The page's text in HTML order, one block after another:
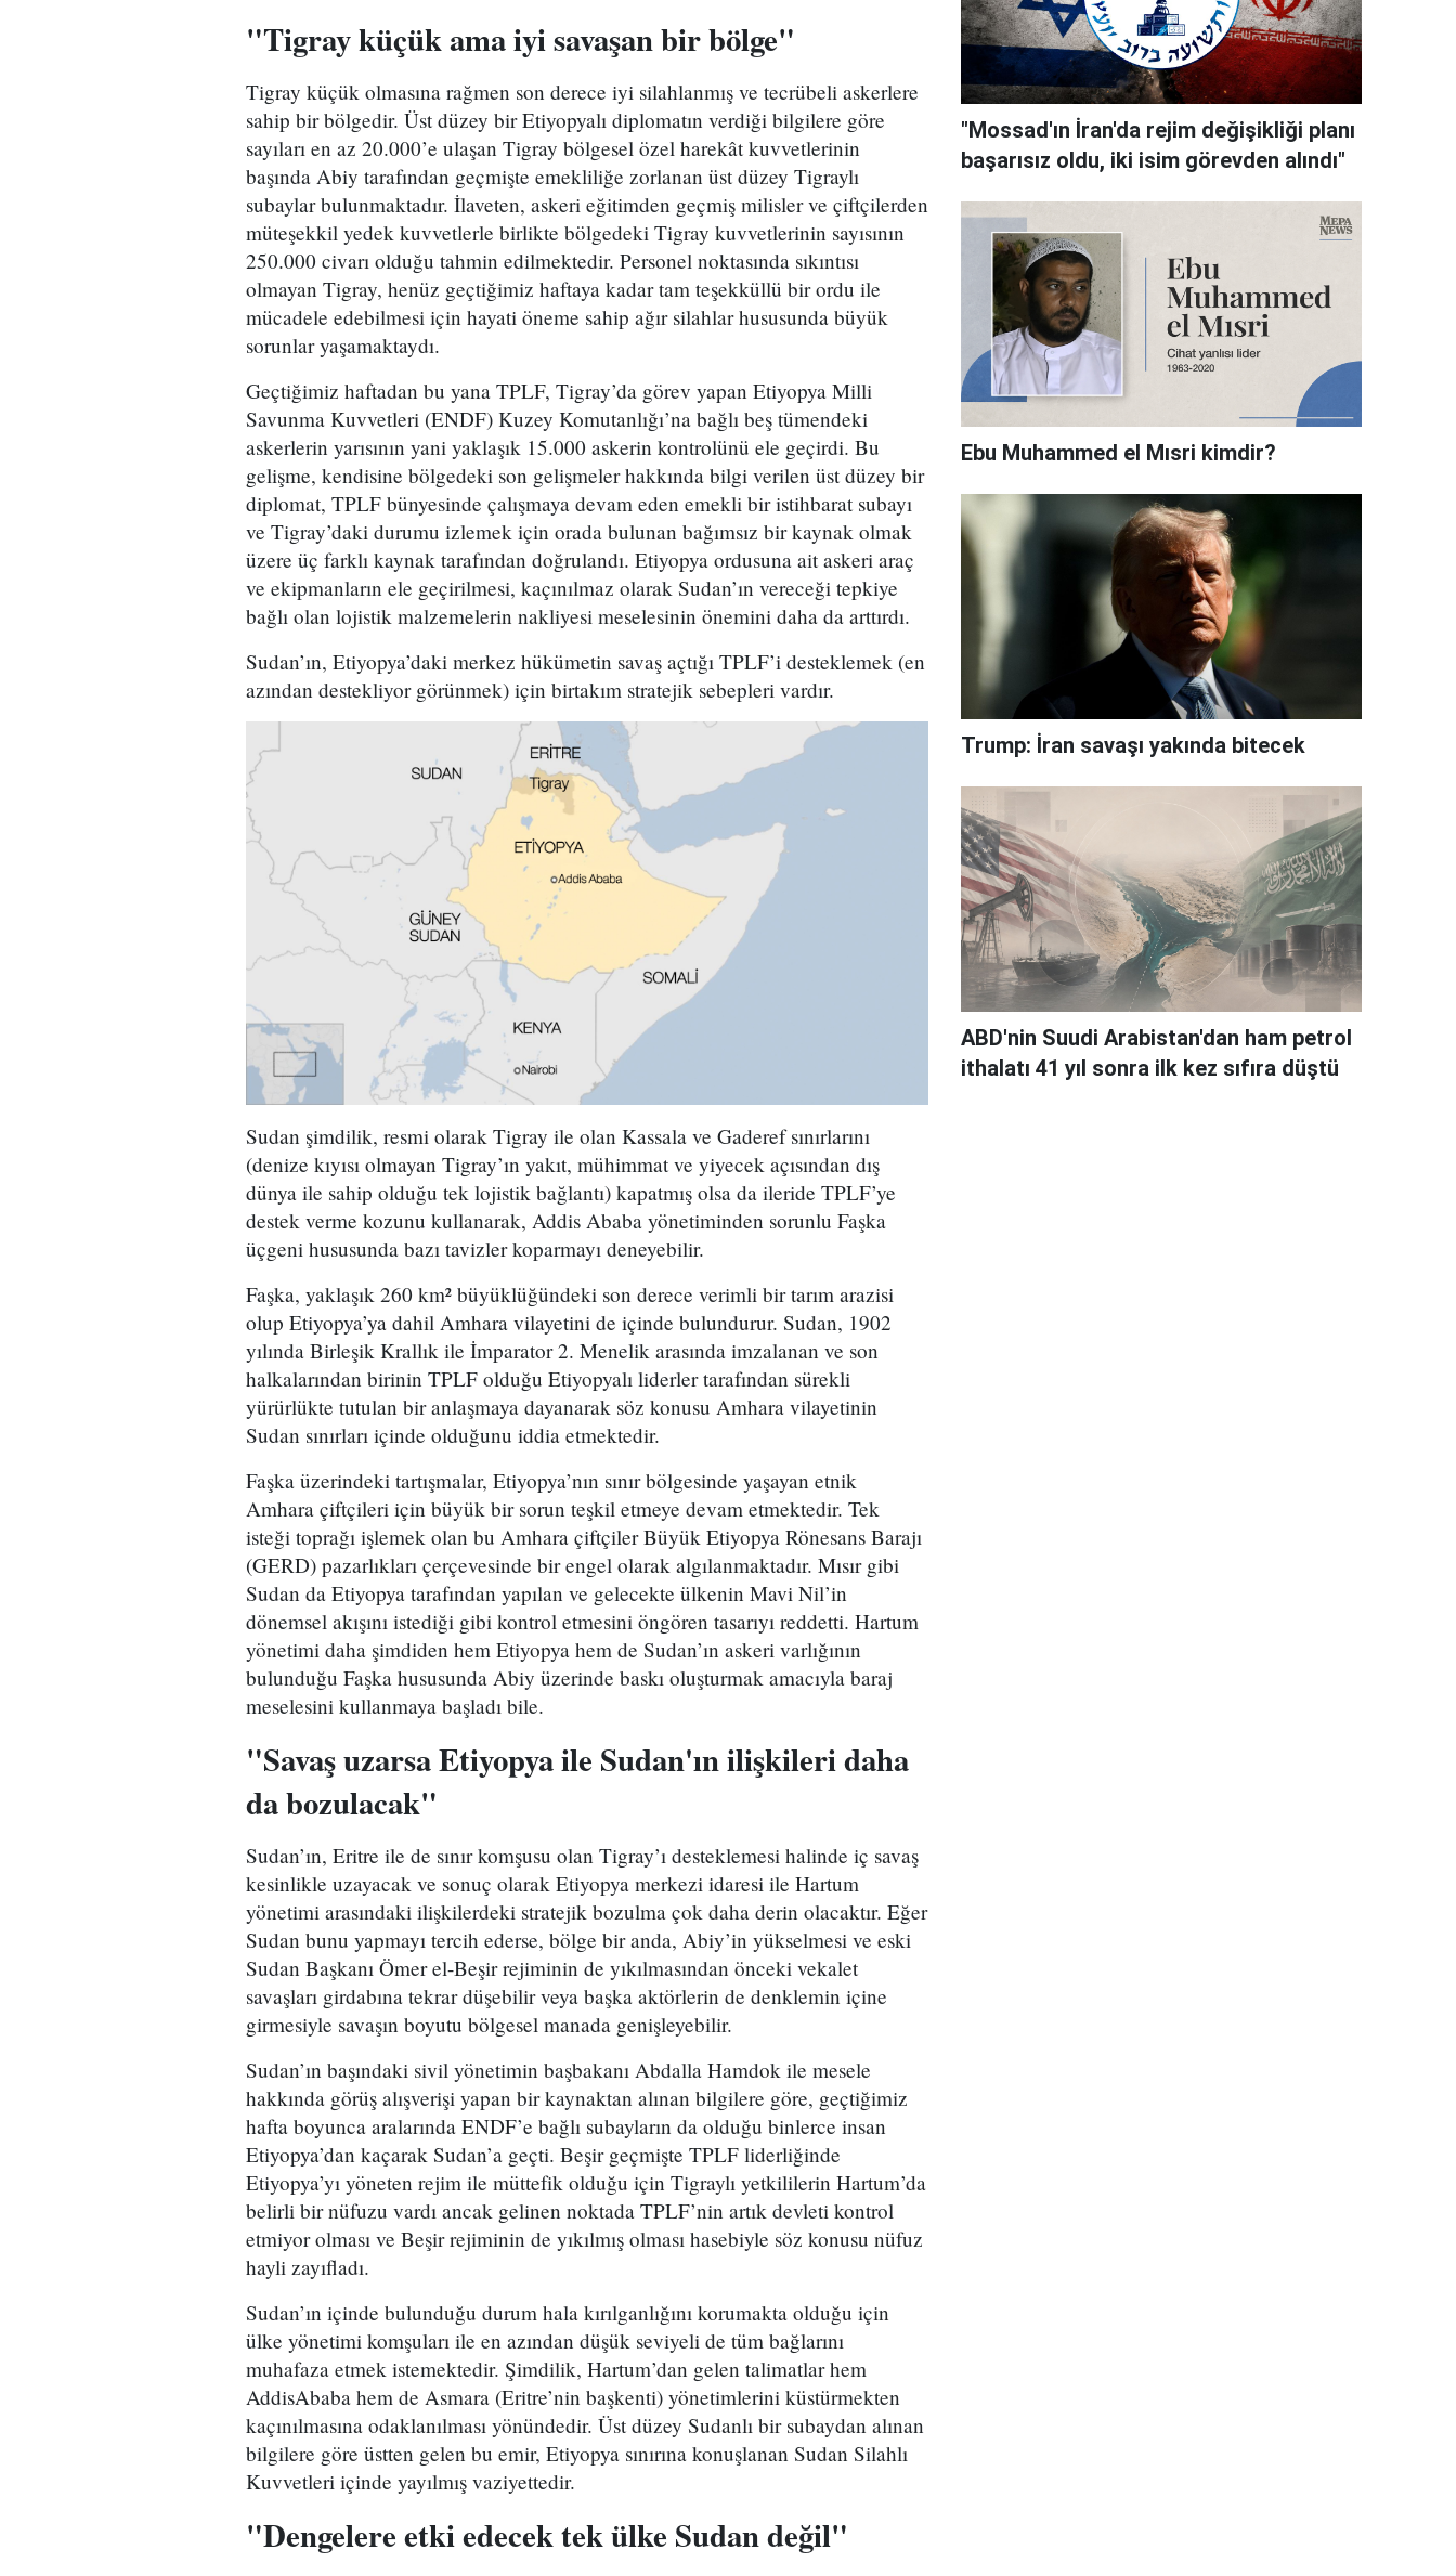
"Tigray küçük ama iyi savaşan bir bölge"
Tigray küçük olmasına rağmen son derece iyi silahlanmış ve tecrübeli askerlere
sahip bir bölgedir. Üst düzey bir Etiyopyalı diplomatın verdiği bilgilere göre
sayıları en az 20.000’e ulaşan Tigray bölgesel özel harekât kuvvetlerinin
başında Abiy tarafından geçmişte emekliliğe zorlanan üst düzey Tigraylı
subaylar bulunmaktadır. İlaveten, askeri eğitimden geçmiş milisler ve çiftçilerden
müteşekkil yedek kuvvetlerle birlikte bölgedeki Tigray kuvvetlerinin sayısının
250.000 civarı olduğu tahmin edilmektedir. Personel noktasında sıkıntısı
olmayan Tigray, henüz geçtiğimiz haftaya kadar tam teşekküllü bir ordu ile
mücadele edebilmesi için hayati öneme sahip ağır silahlar hususunda büyük
sorunlar yaşamaktaydı.
Geçtiğimiz haftadan bu yana TPLF, Tigray’da görev yapan Etiyopya Milli
Savunma Kuvvetleri (ENDF) Kuzey Komutanlığı’na bağlı beş tümendeki
askerlerin yarısının yani yaklaşık 15.000 askerin kontrolünü ele geçirdi. Bu
gelişme, kendisine bölgedeki son gelişmeler hakkında bilgi verilen üst düzey bir
diplomat, TPLF bünyesinde çalışmaya devam eden emekli bir istihbarat subayı
ve Tigray’daki durumu izlemek için orada bulunan bağımsız bir kaynak olmak
üzere üç farklı kaynak tarafından doğrulandı. Etiyopya ordusuna ait askeri araç
ve ekipmanların ele geçirilmesi, kaçınılmaz olarak Sudan’ın vereceği tepkiye
bağlı olan lojistik malzemelerin nakliyesi meselesinin önemini daha da arttırdı.
Sudan’ın, Etiyopya’daki merkez hükümetin savaş açtığı TPLF’i desteklemek (en
azından destekliyor görünmek) için birtakım stratejik sebepleri vardır.
Sudan şimdilik, resmi olarak Tigray ile olan Kassala ve Gaderef sınırlarını
(denize kıyısı olmayan Tigray’ın yakıt, mühimmat ve yiyecek açısından dış
dünya ile sahip olduğu tek lojistik bağlantı) kapatmış olsa da ileride TPLF’ye
destek verme kozunu kullanarak, Addis Ababa yönetiminden sorunlu Faşka
üçgeni hususunda bazı tavizler koparmayı deneyebilir.
Faşka, yaklaşık 260 km² büyüklüğündeki son derece verimli bir tarım arazisi
olup Etiyopya’ya dahil Amhara vilayetini de içinde bulundurur. Sudan, 1902
yılında Birleşik Krallık ile İmparator 2. Menelik arasında imzalanan ve son
halkalarından birinin TPLF olduğu Etiyopyalı liderler tarafından sürekli
yürürlükte tutulan bir anlaşmaya dayanarak söz konusu Amhara vilayetinin
Sudan sınırları içinde olduğunu iddia etmektedir.
Faşka üzerindeki tartışmalar, Etiyopya’nın sınır bölgesinde yaşayan etnik
Amhara çiftçileri için büyük bir sorun teşkil etmeye devam etmektedir. Tek
isteği toprağı işlemek olan bu Amhara çiftçiler Büyük Etiyopya Rönesans Barajı
(GERD) pazarlıkları çerçevesinde bir engel olarak algılanmaktadır. Mısır gibi
Sudan da Etiyopya tarafından yapılan ve gelecekte ülkenin Mavi Nil’in
dönemsel akışını istediği gibi kontrol etmesini öngören tasarıyı reddetti. Hartum
yönetimi daha şimdiden hem Etiyopya hem de Sudan’ın askeri varlığının
bulunduğu Faşka hususunda Abiy üzerinde baskı oluşturmak amacıyla baraj
meselesini kullanmaya başladı bile.
"Savaş uzarsa Etiyopya ile Sudan'ın ilişkileri daha
da bozulacak"
Sudan’ın, Eritre ile de sınır komşusu olan Tigray’ı desteklemesi halinde iç savaş
kesinlikle uzayacak ve sonuç olarak Etiyopya merkezi idaresi ile Hartum
yönetimi arasındaki ilişkilerdeki stratejik bozulma çok daha derin olacaktır. Eğer
Sudan bunu yapmayı tercih ederse, bölge bir anda, Abiy’in yükselmesi ve eski
Sudan Başkanı Ömer el-Beşir rejiminin de yıkılmasından önceki vekalet
savaşları girdabına tekrar düşebilir veya başka aktörlerin de denklemin içine
girmesiyle savaşın boyutu bölgesel manada genişleyebilir.
Sudan’ın başındaki sivil yönetimin başbakanı Abdalla Hamdok ile mesele
hakkında görüş alışverişi yapan bir kaynaktan alınan bilgilere göre, geçtiğimiz
hafta boyunca aralarında ENDF’e bağlı subayların da olduğu binlerce insan
Etiyopya’dan kaçarak Sudan’a geçti. Beşir geçmişte TPLF liderliğinde
Etiyopya’yı yöneten rejim ile müttefik olduğu için Tigraylı yetkililerin Hartum’da
belirli bir nüfuzu vardı ancak gelinen noktada TPLF’nin artık devleti kontrol
etmiyor olması ve Beşir rejiminin de yıkılmış olması hasebiyle söz konusu nüfuz
hayli zayıfladı.
Sudan’ın içinde bulunduğu durum hala kırılganlığını korumakta olduğu için
ülke yönetimi komşuları ile en azından düşük seviyeli de tüm bağlarını
muhafaza etmek istemektedir. Şimdilik, Hartum’dan gelen talimatlar hem
AddisAbaba hem de Asmara (Eritre’nin başkenti) yönetimlerini küstürmekten
kaçınılmasına odaklanılması yönündedir. Üst düzey Sudanlı bir subaydan alınan
bilgilere göre üstten gelen bu emir, Etiyopya sınırına konuşlanan Sudan Silahlı
Kuvvetleri içinde yayılmış vaziyettedir.
"Dengelere etki edecek tek ülke Sudan değil"
"Mossad'ın İran'da rejim değişikliği planı
başarısız oldu, iki isim görevden alındı"
Ebu Muhammed el Mısri kimdir?
Trump: İran savaşı yakında bitecek
ABD'nin Suudi Arabistan'dan ham petrol
ithalatı 41 yıl sonra ilk kez sıfıra düştü